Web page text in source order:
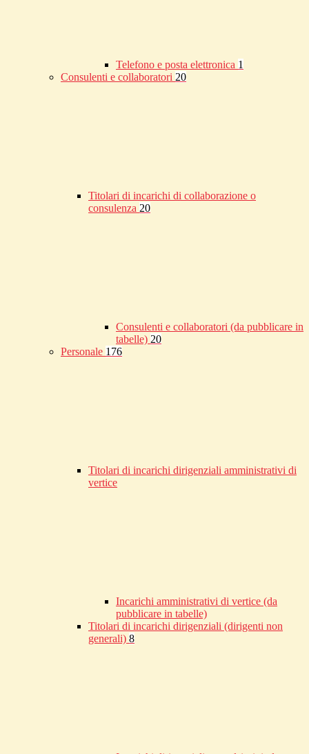
Telefono e posta elettronica 1
Consulenti e collaboratori 20
Titolari di incarichi di collaborazione o
consulenza 20
Consulenti e collaboratori (da pubblicare in
tabelle) 20
Personale 176
Titolari di incarichi dirigenziali amministrativi di
vertice
Incarichi amministrativi di vertice (da
pubblicare in tabelle)
Titolari di incarichi dirigenziali (dirigenti non
generali) 8